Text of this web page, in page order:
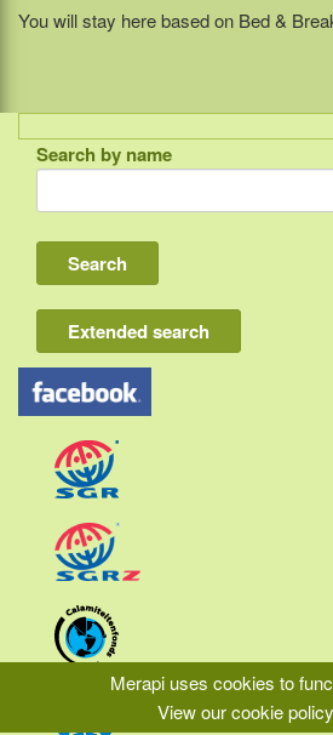
Merapi uses cookies to
View our cookie policy
You will stay here based on Bed &
Indonesia
Bali
Lombok
Flores & Komodo
Other Sunda islands
Java
Kalimantan
Moluccas
Papua
Sulawesi
Sumatra
Search by name
Extended search